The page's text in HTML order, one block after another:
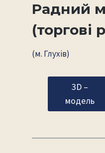
Радний
(торгові
(м. Глухів)
3D –
модель